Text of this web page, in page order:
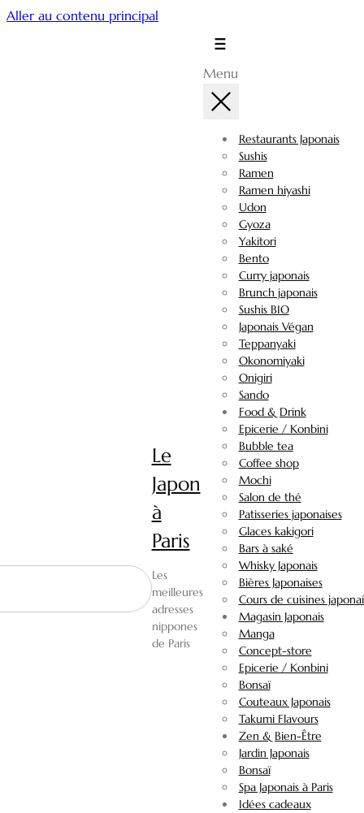
Aller au contenu principal
Le
Japon
à
Paris
Les
meilleures
adresses
nippones
de Paris
Menu
Restaurants Japonais
Sushis
Ramen
Ramen hiyashi
Udon
Gyoza
Yakitori
Bento
Curry japonais
Brunch japonais
Sushis BIO
Japonais Végan
Teppanyaki
Okonomiyaki
Onigiri
Sando
Food & Drink
Epicerie / Konbini
Bubble tea
Coffee shop
Mochi
Salon de thé
Patisseries japonaises
Glaces kakigori
Bars à saké
Whisky Japonais
Bières Japonaises
Cours de cuisines
Magasin Japonais
Manga
Concept-store
Epicerie / Konbini
Bonsaï
Couteaux Japonais
Takumi Flavours
Zen & Bien-Être
Jardin Japonais
Bonsaï
Spa Japonais à Paris
Idées cadeaux